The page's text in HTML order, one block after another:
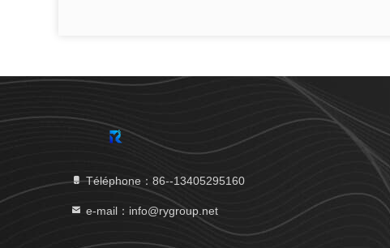
Téléphone：86--13405295160
e-mail：info@rygroup.net